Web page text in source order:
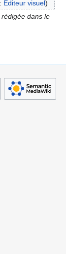
Éditeur visuel
dans le